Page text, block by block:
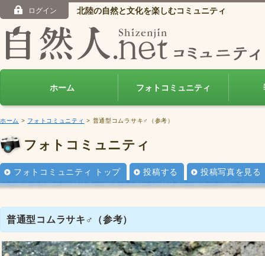
ログイン 北陸の自然と文化を楽しむコミュニティ
ホーム フォトコミュニティ
ホーム > フォトコミュニティ > 普通型コムラサキ♂（参考）
フォトコミュニティ
フォトコミュニティ トップ 投稿する 投稿写真を見る
普通型コムラサキ♂（参考）